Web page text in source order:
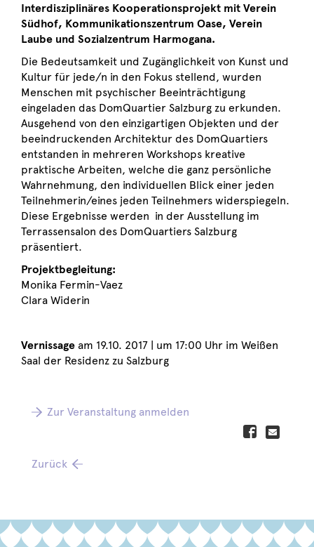
Interdisziplinäres Kooperationsprojekt mit Verein
Südhof, Kommunikationszentrum Oase, Verein
Laube und Sozialzentrum Harmogana.
Die Bedeutsamkeit und Zugänglichkeit von Kunst und
Kultur für jede/n in den Fokus stellend, wurden
Menschen mit psychischer Beeinträchtigung
eingeladen das DomQuartier Salzburg zu erkunden.
Ausgehend von den einzigartigen Objekten und der
beeindruckenden Architektur des DomQuartiers
entstanden in mehreren Workshops kreative
praktische Arbeiten, welche die ganz persönliche
Wahrnehmung, den individuellen Blick einer jeden
Teilnehmerin/eines jeden Teilnehmers widerspiegeln.
Diese Ergebnisse werden in der Ausstellung im
Terrassensalon des DomQuartiers Salzburg
präsentiert.
Projektbegleitung:
Monika Fermin-Vaez
Clara Widerin
Vernissage am 19.10. 2017 | um 17:00 Uhr im Weißen
Saal der Residenz zu Salzburg
Zur Veranstaltung anmelden
Zurück